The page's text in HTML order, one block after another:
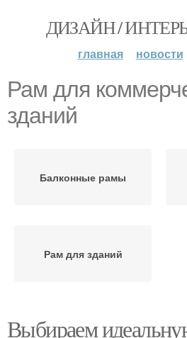
ДИЗАЙН /
главная новости
Рам для
зданий
Балконные рамы
Рам для зданий
Выбираем